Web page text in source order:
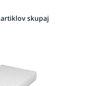
artiklov skupaj